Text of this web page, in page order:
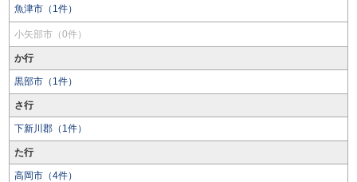
魚津市（1件）
小矢部市（0件）
か行
黒部市（1件）
さ行
下新川郡（1件）
た行
高岡市（4件）